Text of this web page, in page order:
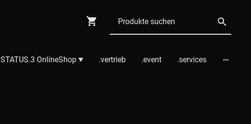
STATUS.3 OnlineShop .vertrieb .event .services